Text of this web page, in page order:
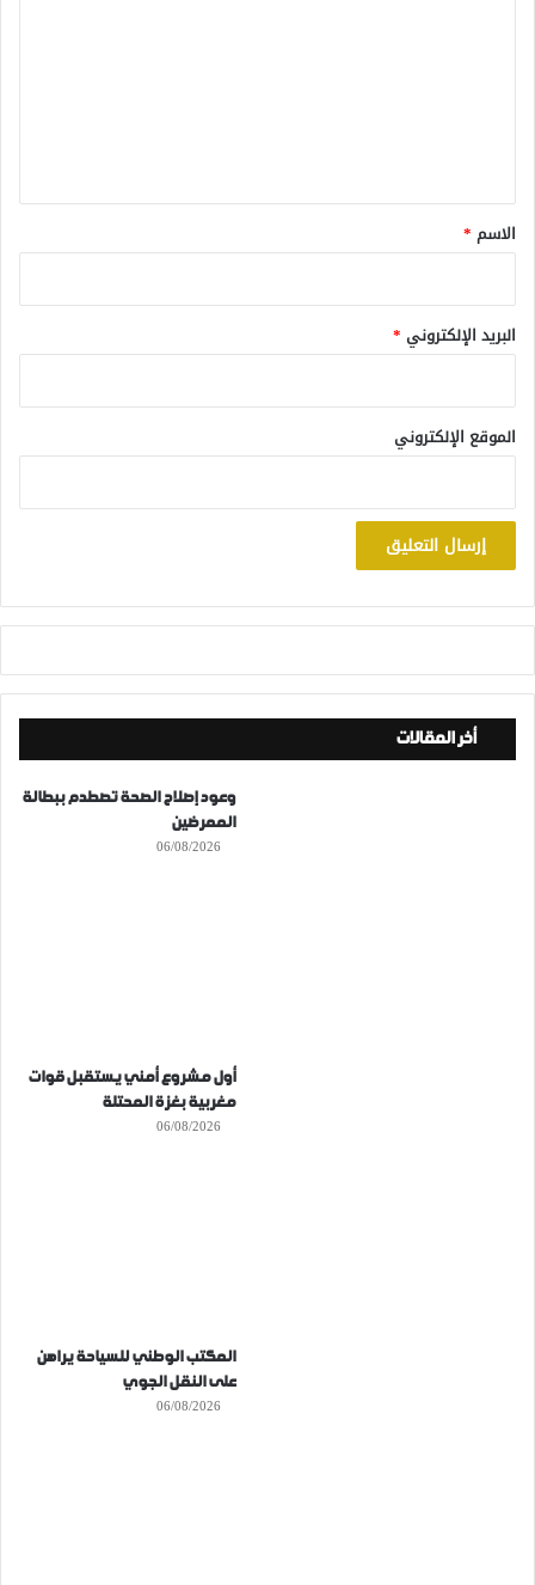
*
الاسم *
البريد الإلكتروني *
الموقع الإلكتروني
أخر المقالات
وعود إصلاح الصحة تصطدم ببطالة
الممرضين
06/08/2026
أول مشروع أمني يستقبل قوات
مغربية بغزة المحتلة
06/08/2026
المكتب الوطني للسياحة يراهن
على النقل الجوي
06/08/2026